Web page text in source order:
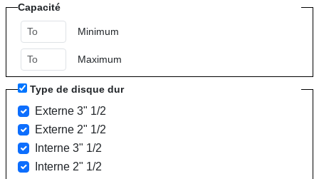
Capacité
Minimum
Maximum
Type de disque dur
Externe 3" 1/2
Externe 2" 1/2
Interne 3" 1/2
Interne 2" 1/2